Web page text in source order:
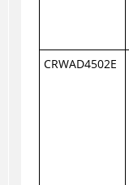
CRWAD4502E